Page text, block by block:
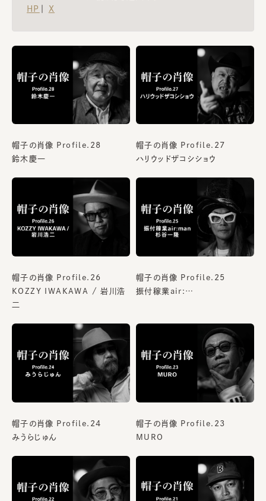
HP
X
帽子の肖像 Profile.28
鈴木慶一
帽子の肖像 Profile.27
ハリウッドザコシショウ
帽子の肖像 Profile.26
KOZZY IWAKAWA / 岩川浩
二
帽子の肖像 Profile.25
振付稼業air:…
帽子の肖像 Profile.24
みうらじゅん
帽子の肖像 Profile.23
MURO